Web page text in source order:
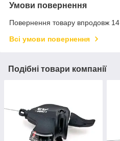
Умови повернення
Повернення товару впродовж 14
Всі умови повернення
Подібні товари компанії